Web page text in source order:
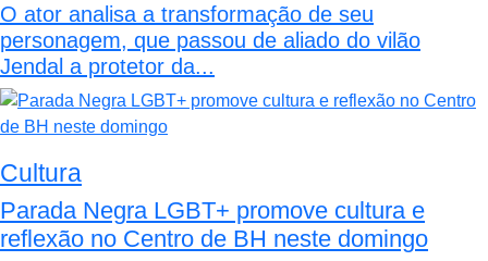
O ator analisa a transformação de seu
personagem, que passou de aliado do vilão
Jendal a protetor da...
Cultura
Parada Negra LGBT+ promove cultura e
reflexão no Centro de BH neste domingo